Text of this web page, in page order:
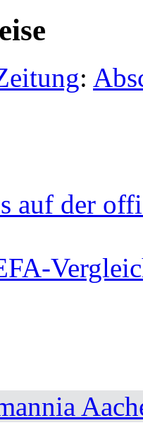
:
auf der